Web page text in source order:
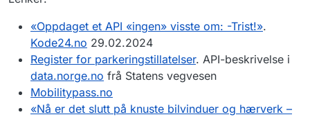
«Oppdaget et API «ingen» visste om: -Trist!».
Kode24.no 29.02.2024
Register for parkeringstillatelser. API-beskrivelse i
data.norge.no frå Statens vegvesen
Mobilitypass.no
«Nå er det slutt på knuste bilvinduer og hærverk –